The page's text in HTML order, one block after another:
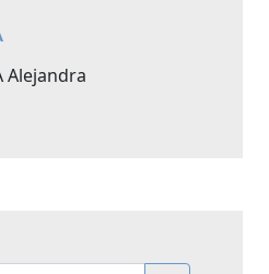
Alejandra